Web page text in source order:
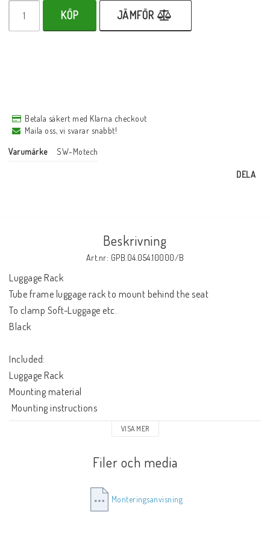
KÖP JÄMFÖR
Betala säkert med Klarna checkout
Maila oss, vi svarar snabbt!
Varumärke SW-Motech
DELA
Beskrivning
Art.nr: GPB.04.054.10000/B
Luggage Rack
Tube frame luggage rack to mount behind the seat
To clamp Soft-Luggage etc.
Black
Included:
Luggage Rack
Mounting material
Mounting instructions
TUV not required
VISA MER
Filer och media
Monteringsanvisning